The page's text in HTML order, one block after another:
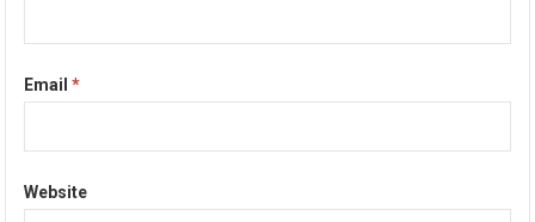
Email*
Website